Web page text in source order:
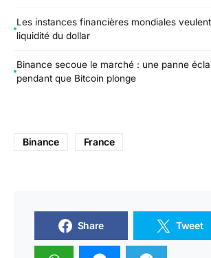
Les instances financières mondiales
liquidité du dollar
Binance secoue le marché : une panne
pendant que Bitcoin plonge
Binance France
Share Tweet